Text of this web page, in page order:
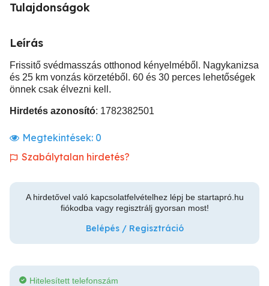
Tulajdonságok
Leírás
Frissitő svédmasszás otthonod kényelméből. Nagykanizsa
és 25 km vonzás körzetéből. 60 és 30 perces lehetőségek
önnek csak élvezni kell.
Hirdetés azonosító: 1782382501
Megtekintések: 0
Szabálytalan hirdetés?
A hirdetővel való kapcsolatfelvételhez lépj be startapró.hu
fiókodba vagy regisztrálj gyorsan most!
Belépés / Regisztráció
Hitelesített telefonszám